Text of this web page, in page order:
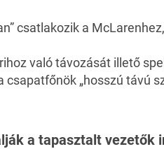
csatlakozik a
való távozását illető
„hosszú távú
a tapasztalt vezetők